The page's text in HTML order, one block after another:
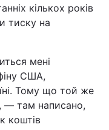
кількох років
тиску на
мені
США,
Тому що той же
— там написано,
коштів